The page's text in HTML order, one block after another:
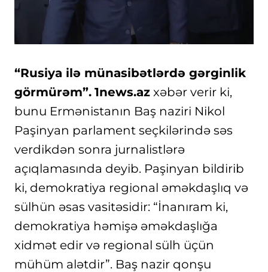
“Rusiya ilə münasibətlərdə gərginlik
görmürəm”. 1news.az xəbər verir ki,
bunu Ermənistanın Baş naziri Nikol
Paşinyan parlament seçkilərində səs
verdikdən sonra jurnalistlərə
açıqlamasında deyib. Paşinyan bildirib
ki, demokratiya regional əməkdaşlıq və
sülhün əsas vasitəsidir: “İnanıram ki,
demokratiya həmişə əməkdaşlığa
xidmət edir və regional sülh üçün
mühüm alətdir”. Baş nazir qonşu